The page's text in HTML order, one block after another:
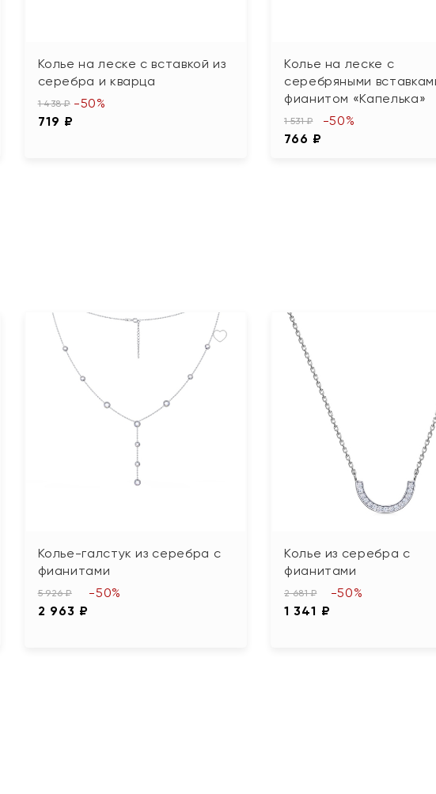
Колье на леске с вставкой из
серебра и кварца
1 438 ₽
719 ₽
-50%
Колье на леске с
серебряными
фианитом «Капелька»
1 531 ₽
766 ₽
-50%
Колье-галстук из серебра с
фианитами
5 926 ₽
2 963 ₽
-50%
Колье из серебра с
фианитами
2 681 ₽
1 341 ₽
-50%